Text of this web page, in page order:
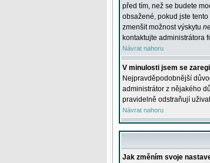
před tím, než se budete
obsažené, pokud jste
zmenšit možnost výskytu
kontaktujte administrátora
Návrat nahoru
V minulosti jsem se
Nejpravděpodobnější
administrátor z nějakého
pravidelně odstraňují
Návrat nahoru
Jak změním svoje